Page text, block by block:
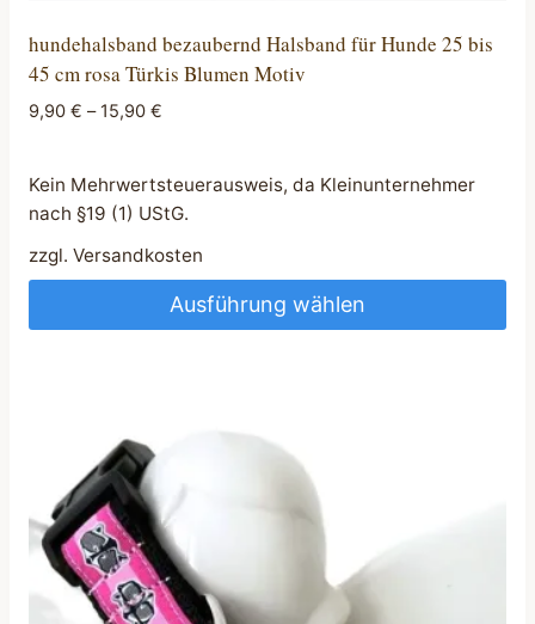
hundehalsband bezaubernd Halsband für Hunde 25 bis
45 cm rosa Türkis Blumen Motiv
9,90 € –15,90 €
Kein Mehrwertsteuerausweis, da Kleinunternehmer
nach §19 (1) UStG.
zzgl. Versandkosten
Ausführung wählen
Varianten
auf.
Die
Optionen
können